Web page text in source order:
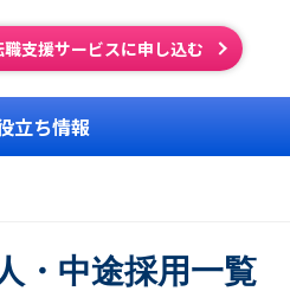
職支援サービスに申し込む
立ち情報
・中途採用一覧